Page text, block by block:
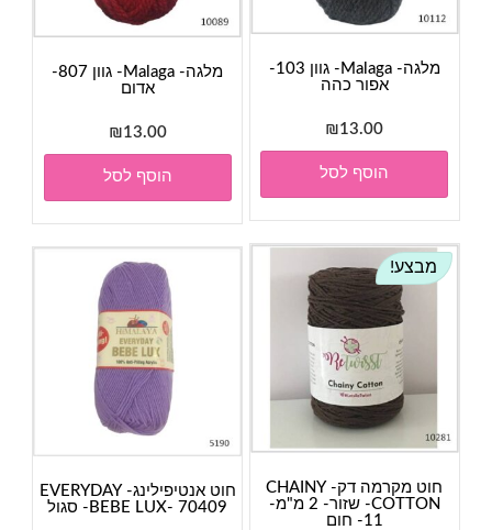
מלגה- Malaga- גוון 103-
אפור כהה
₪13.00
הוסף לסל
מלגה- Malaga- גוון 807-
אדום
₪13.00
הוסף לסל
מבצע!
חוט מקרמה דק- CHAINY
COTTON- שזור- 2 מ"מ-
11- חום
חוט אנטיפילינג- EVERYDAY
BEBE LUX- 70409- סגול